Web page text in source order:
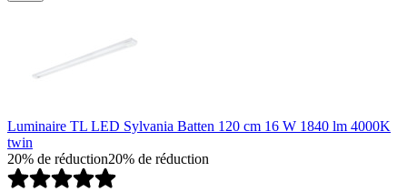
Luminaire TL LED Sylvania Batten 120 cm 16 W 1840 lm 4000K
twin
20% de réduction20% de réduction